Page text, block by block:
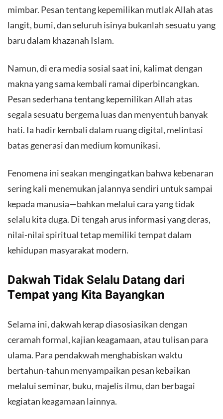
mimbar. Pesan tentang kepemilikan mutlak Allah atas
langit, bumi, dan seluruh isinya bukanlah sesuatu yang
baru dalam khazanah Islam.
Namun, di era media sosial saat ini, kalimat dengan
makna yang sama kembali ramai diperbincangkan.
Pesan sederhana tentang kepemilikan Allah atas
segala sesuatu bergema luas dan menyentuh banyak
hati. Ia hadir kembali dalam ruang digital, melintasi
batas generasi dan medium komunikasi.
Fenomena ini seakan mengingatkan bahwa kebenaran
sering kali menemukan jalannya sendiri untuk sampai
kepada manusia—bahkan melalui cara yang tidak
selalu kita duga. Di tengah arus informasi yang deras,
nilai-nilai spiritual tetap memiliki tempat dalam
kehidupan masyarakat modern.
Dakwah Tidak Selalu Datang dari
Tempat yang Kita Bayangkan
Selama ini, dakwah kerap diasosiasikan dengan
ceramah formal, kajian keagamaan, atau tulisan para
ulama. Para pendakwah menghabiskan waktu
bertahun-tahun menyampaikan pesan kebaikan
melalui seminar, buku, majelis ilmu, dan berbagai
kegiatan keagamaan lainnya.